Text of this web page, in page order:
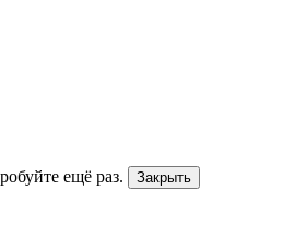
ещё раз. Закрыть